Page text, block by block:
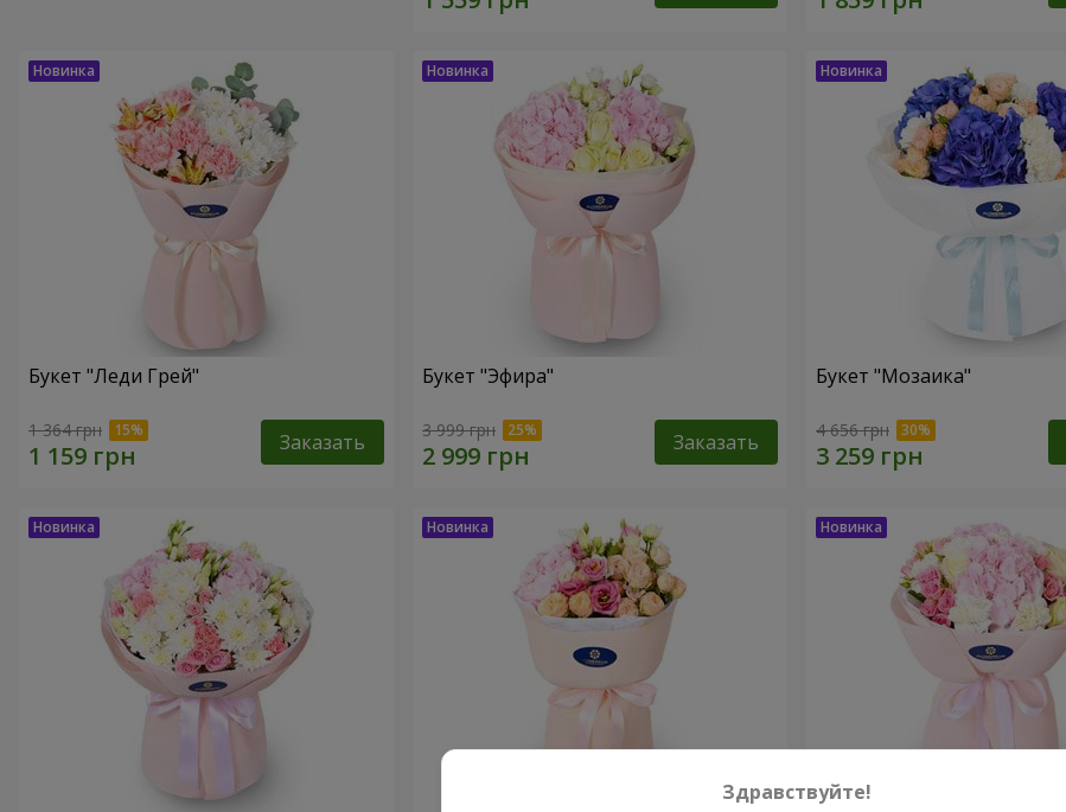
Букет "Леди Грей"
1 364 грн Заказать
Букет "Эфира"
3 999 грн Заказать
Букет "Мозаика"
4 656 грн
Здравствуйте!